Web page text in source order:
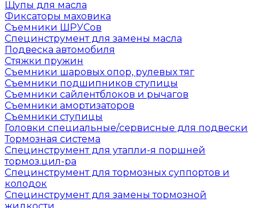
Щупы для масла
Фиксаторы маховика
Съемники ШРУСов
Специнструмент для замены масла
Подвеска автомобиля
Стяжки пружин
Съемники шаровых опор, рулевых тяг
Съемники подшипников ступицы
Съемники сайлентблоков и рычагов
Съемники амортизаторов
Съемники ступицы
Головки специальные/сервисные для подвески
Тормозная система
Специнструмент для утапли-я поршней
тормоз.цил-ра
Специнструмент для тормозных суппортов и
колодок
Специнструмент для замены тормозной